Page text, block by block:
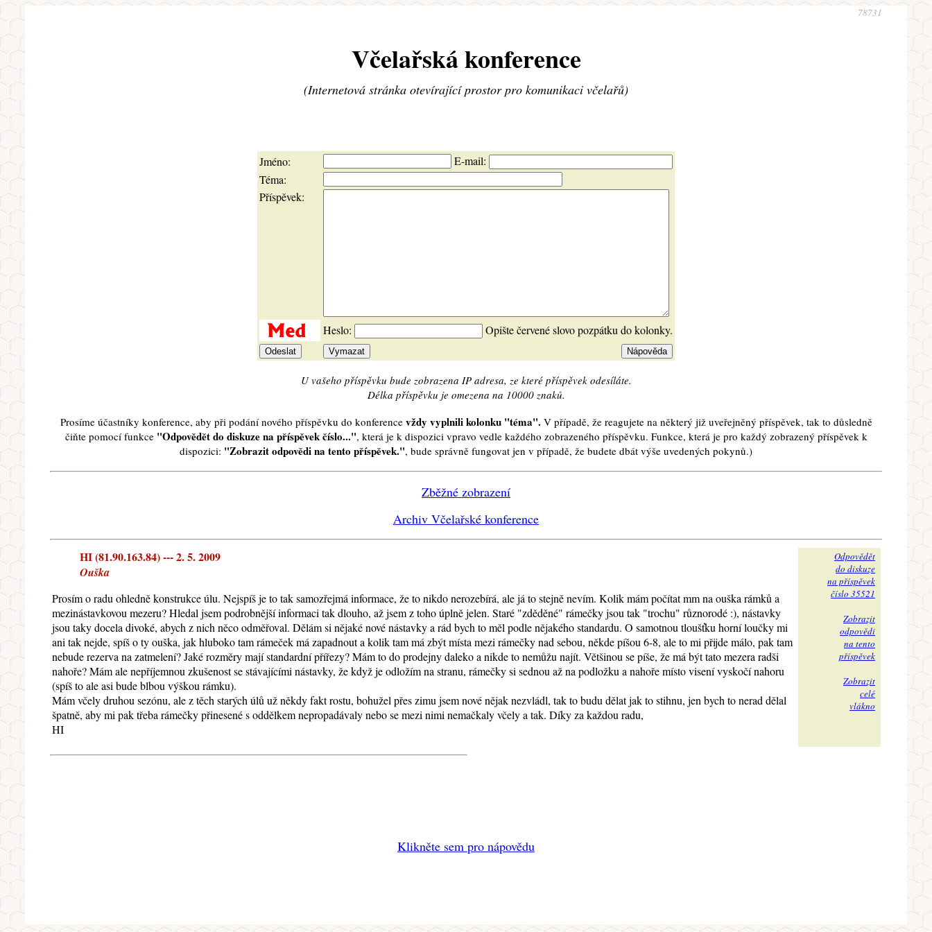
78731
Včelařská konference
(Internetová stránka otevírající prostor pro komunikaci včelařů)
Jméno:
E-mail:
Téma:
Příspěvek:
Heslo: Opište červené slovo pozpátku do kolonky.
U vašeho příspěvku bude zobrazena IP adresa, ze které příspěvek odesíláte.
Délka příspěvku je omezena na 10000 znaků.
Prosíme účastníky konference, aby při podání nového příspěvku do konference vždy vyplnili kolonku "téma". V případě, že reagujete na některý již uveřejněný příspěvek, tak to důsledně
čiňte pomocí funkce "Odpovědět do diskuze na příspěvek číslo...", která je k dispozici vpravo vedle každého zobrazeného příspěvku. Funkce, která je pro každý zobrazený příspěvek k
dispozici: "Zobrazit odpovědi na tento příspěvek.", bude správně fungovat jen v případě, že budete dbát výše uvedených pokynů.)
Zběžné zobrazení
Archiv Včelařské konference
HI (81.90.163.84) --- 2. 5. 2009
Ouška
Prosím o radu ohledně konstrukce úlu. Nejspíš je to tak samozřejmá informace, že to nikdo nerozebírá, ale já to stejně nevím. Kolik mám počítat mm na ouška rámků a
mezinástavkovou mezeru? Hledal jsem podrobnější informaci tak dlouho, až jsem z toho úplně jelen. Staré "zděděné" rámečky jsou tak "trochu" různorodé :), nástavky
jsou taky docela divoké, abych z nich něco odměřoval. Dělám si nějaké nové nástavky a rád bych to měl podle nějakého standardu. O samotnou tloušťku horní loučky mi
ani tak nejde, spíš o ty ouška, jak hluboko tam rámeček má zapadnout a kolik tam má zbýt místa mezi rámečky nad sebou, někde píšou 6-8, ale to mi přijde málo, pak tam
nebude rezerva na zatmelení? Jaké rozměry mají standardní přířezy? Mám to do prodejny daleko a nikde to nemůžu najít. Většinou se píše, že má být tato mezera radši
nahoře? Mám ale nepříjemnou zkušenost se stávajícími nástavky, že když je odložím na stranu, rámečky si sednou až na podložku a nahoře místo visení vyskočí nahoru
(spíš to ale asi bude blbou výškou rámku).
Mám včely druhou sezónu, ale z těch starých úlů už někdy fakt rostu, bohužel přes zimu jsem nové nějak nezvládl, tak to budu dělat jak to stihnu, jen bych to nerad dělal
špatně, aby mi pak třeba rámečky přinesené s oddělkem nepropadávaly nebo se mezi nimi nemačkaly včely a tak. Díky za každou radu,
HI
Odpovědět
do diskuze
na příspěvek
číslo 35521
Zobrazit
odpovědi
na tento
příspěvek
Zobrazit
celé
vlákno
Klikněte sem pro nápovědu